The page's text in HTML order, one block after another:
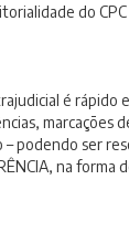
do
é rápido
marcações
– podendo ser
na